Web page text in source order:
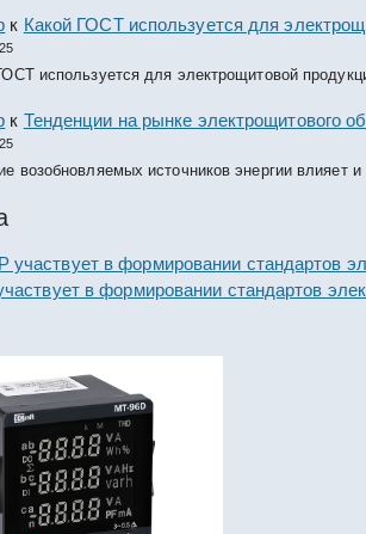
к Какой ГОСТ используется для
используется для электрощитовой
к Тенденции на рынке электрощитового
возобновляемых источников энергии влияет
в формировании стандартов